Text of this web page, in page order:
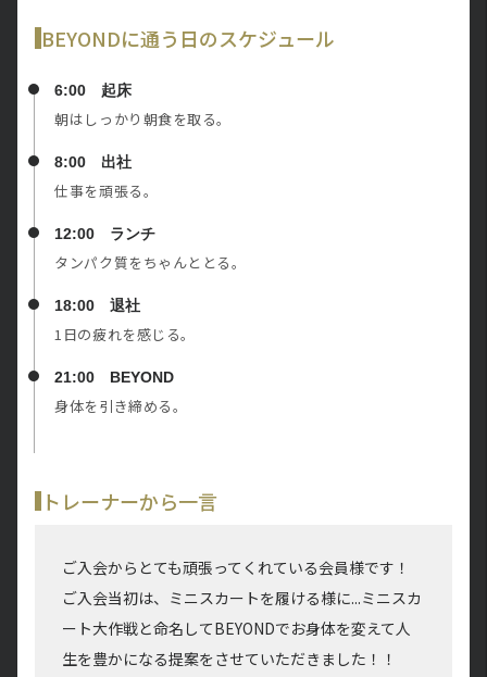
BEYONDに通う日のスケジュール
6:00 起床
朝はしっかり朝食を取る。
8:00 出社
仕事を頑張る。
12:00 ランチ
タンパク質をちゃんととる。
18:00 退社
1日の疲れを感じる。
21:00 BEYOND
身体を引き締める。
トレーナーから一言
ご入会からとても頑張ってくれている会員様です！
ご入会当初は、ミニスカートを履ける様に...ミニスカ
ート大作戦と命名してBEYONDでお身体を変えて人
生を豊かになる提案をさせていただきました！！